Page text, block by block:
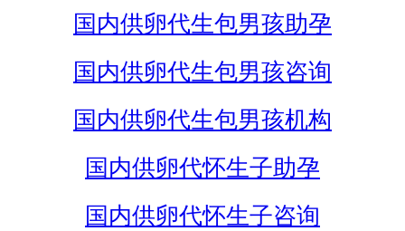
国内供卵代生包男孩助孕
国内供卵代生包男孩咨询
国内供卵代生包男孩机构
国内供卵代怀生子助孕
国内供卵代怀生子咨询